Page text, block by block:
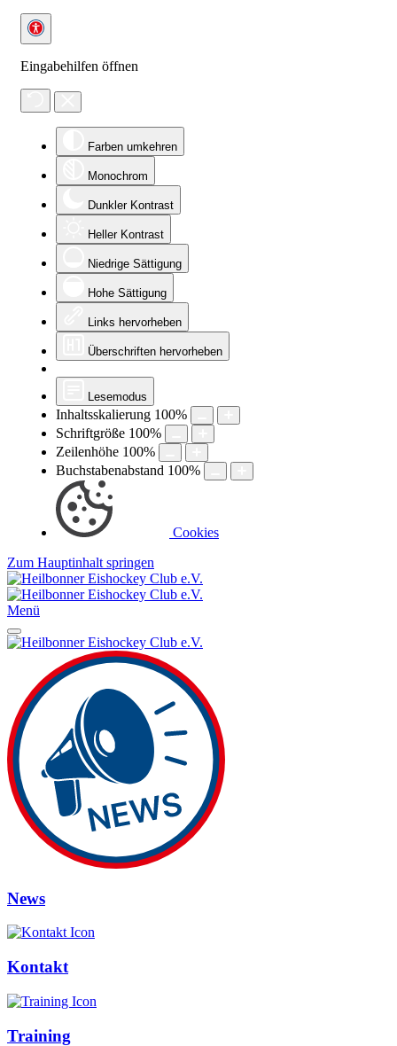
Eingabehilfen öffnen
Farben umkehren
Monochrom
Dunkler Kontrast
Heller Kontrast
Niedrige Sättigung
Hohe Sättigung
Links hervorheben
Überschriften hervorheben
Lesemodus
Inhaltsskalierung 100%
Schriftgröße 100%
Zeilenhöhe 100%
Buchstabenabstand 100%
Cookies
Zum Hauptinhalt springen
Menü
News
Kontakt
Training